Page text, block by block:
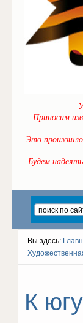
Приносим
Это
Будем
Вы здесь:
К